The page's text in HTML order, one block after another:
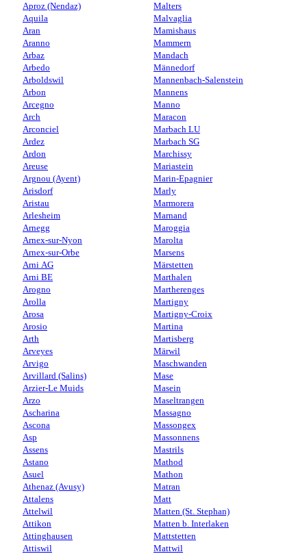
Aproz (Nendaz)
Aquila
Aran
Aranno
Arbaz
Arbedo
Arboldswil
Arbon
Arcegno
Arch
Arconciel
Ardez
Ardon
Areuse
Argnou (Ayent)
Arisdorf
Aristau
Arlesheim
Arnegg
Arnex-sur-Nyon
Arnex-sur-Orbe
Arni AG
Arni BE
Arogno
Arolla
Arosa
Arosio
Arth
Arveyes
Arvigo
Arvillard (Salins)
Arzier-Le Muids
Arzo
Ascharina
Ascona
Asp
Assens
Astano
Asuel
Athenaz (Avusy)
Attalens
Attelwil
Attikon
Attinghausen
Attiswil
Malters
Malvaglia
Mamishaus
Mammern
Mandach
Männedorf
Mannenbach-Salenstein
Mannens
Manno
Maracon
Marbach LU
Marbach SG
Marchissy
Mariastein
Marin-Epagnier
Marly
Marmorera
Marnand
Maroggia
Marolta
Marsens
Märstetten
Marthalen
Martherenges
Martigny
Martigny-Croix
Martina
Martisberg
Märwil
Maschwanden
Mase
Masein
Maseltrangen
Massagno
Massongex
Massonnens
Mastrils
Mathod
Mathon
Matran
Matt
Matten (St. Stephan)
Matten b. Interlaken
Mattstetten
Mattwil